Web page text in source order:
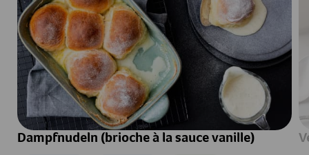
Dampfnudeln (brioche à la sauce vanille)